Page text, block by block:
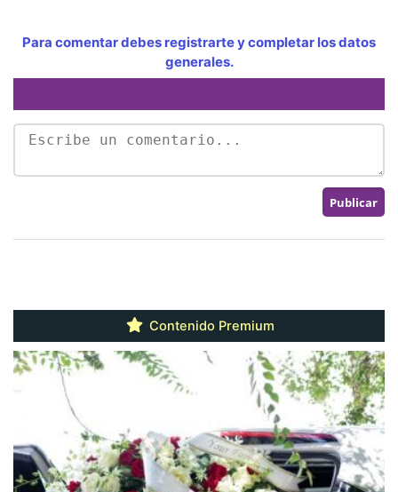
Para comentar debes registrarte y completar los datos
generales.
Contenido Premium